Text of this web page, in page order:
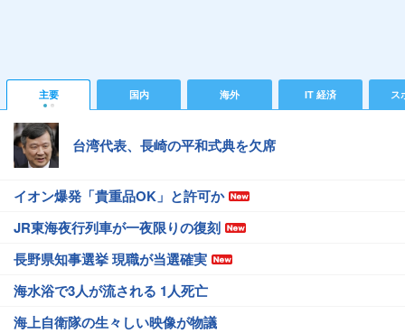
主要 国内 海外 IT 経済 ス
台湾代表、長崎の平和式典を欠席
イオン爆発「貴重品OK」と許可か
JR東海夜行列車が一夜限りの復刻
長野県知事選挙 現職が当選確実
海水浴で3人が流される 1人死亡
海上自衛隊の生々しい映像が物議